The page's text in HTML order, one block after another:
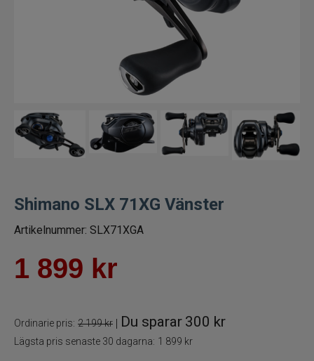
Flugrullar
Tillbehör fiskerullar
Fiskeset
Fiskedrag
Småplock
Shimano SLX 71XG Vänster
Artikelnummer: SLX71XGA
1 899 kr
Ordinarie pris: 2 199 kr Du sparar 300 kr
Lägsta pris senaste 30 dagarna: 1 899 kr